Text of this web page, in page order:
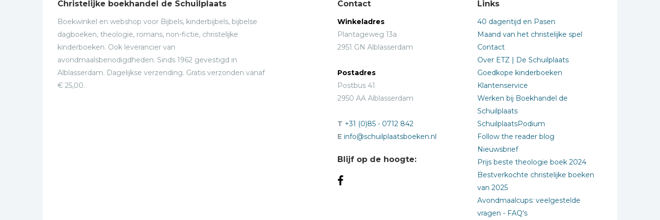
Christelijke boekhandel de Schuilplaats
Boekwinkel en webshop voor Bijbels, kinderbijbels, bijbelse
dagboeken, theologie, romans, non-fictie, christelijke
kinderboeken. Ook leverancier van
avondmaalsbenodigdheden. Sinds 1962 gevestigd in
Alblasserdam. Dagelijkse verzending. Gratis verzonden vanaf
€ 25,00.
Contact
Winkeladres
Plantageweg 13a
2951 GN Alblasserdam
Postadres
Postbus 41
2950 AA Alblasserdam
T +31 (0)85 - 0712 842
E info@schuilplaatsboeken.nl
Blijf op de hoogte:
Links
40 dagentijd en Pasen
Maand van het christelijke spel
Contact
Over ETZ | De Schuilplaats
Goedkope kinderboeken
Klantenservice
Werken bij Boekhandel de
Schuilplaats
SchuilplaatsPodium
Follow the reader blog
Nieuwsbrief
Prijs beste theologie boek 2024
Bestverkochte christelijke boeken
van 2025
Avondmaalcups: veelgestelde
vragen - FAQ's